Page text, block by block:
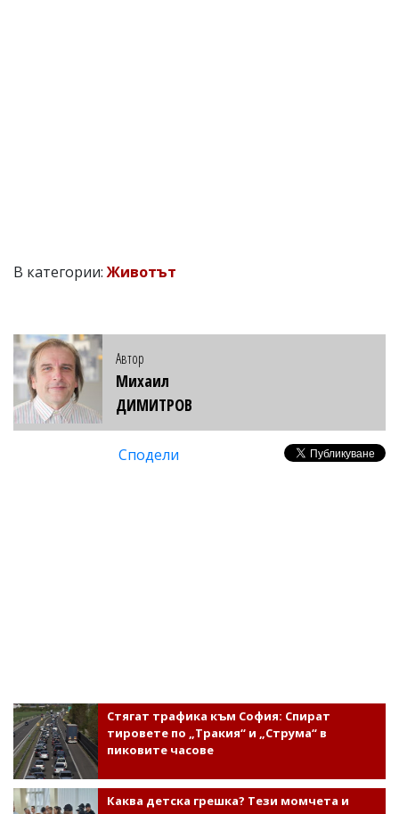
В категории:Животът
Автор
Михаил
ДИМИТРОВ
Сподели
Стягат трафика към София: Спират
тировете по „Тракия“ и „Струма“ в
пиковите часове
Каква детска грешка? Тези момчета и